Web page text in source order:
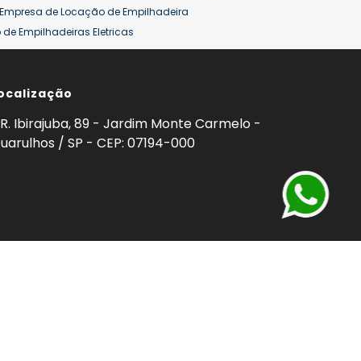
Empresa de Locação de Empilhadeira
Empilhadeiras Eletricas
de Empilhadeiras
Empilhadeira Hyster
ton Venda Empilhadeiras 25 ton
R. Ibirajuba, 89 - Jardim Monte Carmelo -
/ SP - CEP: 07194-000